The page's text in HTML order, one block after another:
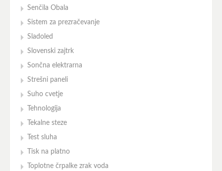
Senčila Obala
Sistem za prezračevanje
Sladoled
Slovenski zajtrk
Sončna elektrarna
Strešni paneli
Suho cvetje
Tehnologija
Tekalne steze
Test sluha
Tisk na platno
Toplotne črpalke zrak voda